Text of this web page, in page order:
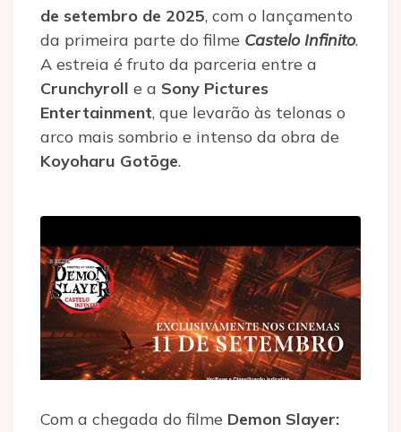
de setembro de 2025, com o lançamento
da primeira parte do filme Castelo Infinito.
A estreia é fruto da parceria entre a
Crunchyroll e a Sony Pictures
Entertainment, que levarão às telonas o
arco mais sombrio e intenso da obra de
Koyoharu Gotōge.
Com a chegada do filme Demon Slayer: